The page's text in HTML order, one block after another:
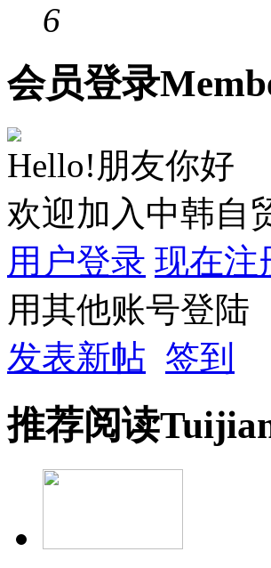
6
会员登录
Hello!朋友你好
欢迎加入中韩自
用户登录 现在注
用其他账号登陆
发表新帖 签到
推荐阅读